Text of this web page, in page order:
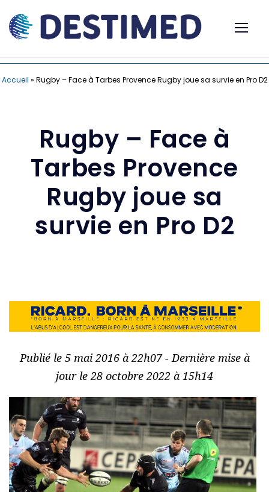
Accueil » Rugby – Face à Tarbes Provence Rugby joue sa survie en Pro D2
Rugby – Face à
Tarbes Provence
Rugby joue sa
survie en Pro D2
Publié le 5 mai 2016 à 22h07 - Dernière mise à
jour le 28 octobre 2022 à 15h14